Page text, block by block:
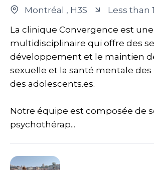
Montréal , H3S
Less than
La clinique Convergence est
multidisciplinaire qui offre des
développement et le maintien
sexuelle et la santé mentale
des adolescents.es.
Notre équipe est composée de
psychothérap...